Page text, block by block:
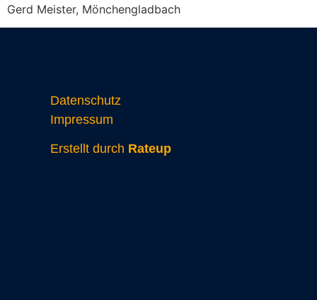
Gerd Meister, Mönchengladbach
Datenschutz
Impressum
Erstellt durch Rateup